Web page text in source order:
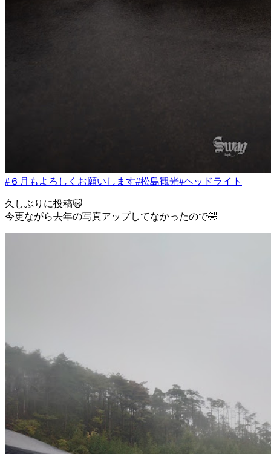
#６月もよろしくお願いします#松島観光#ヘッドライト
久しぶりに投稿😺
今更ながら去年の写真アップしてなかったので🤣